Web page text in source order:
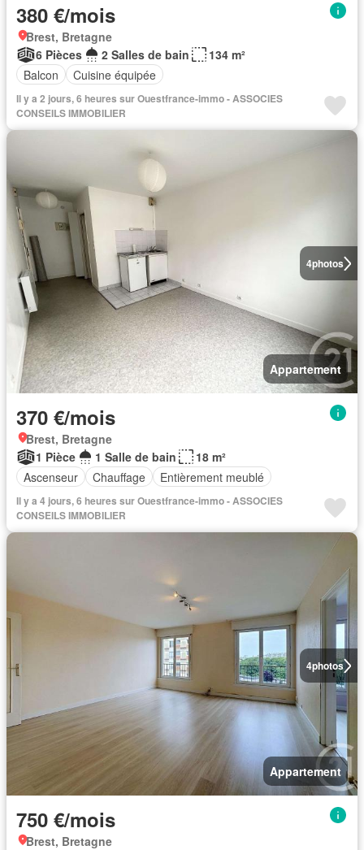
380 €/mois
Brest, Bretagne
6 Pièces
2 Salles de bain
134 m²
Balcon
Cuisine équipée
Il y a 2 jours, 6 heures sur Ouestfrance-immo - ASSOCIES
CONSEILS IMMOBILIER
4photos
Appartement
370 €/mois
Brest, Bretagne
1 Pièce
1 Salle de bain
18 m²
Ascenseur
Chauffage Entièrement meublé
Il y a 4 jours, 6 heures sur Ouestfrance-immo - ASSOCIES
CONSEILS IMMOBILIER
4photos
Appartement
750 €/mois
Brest, Bretagne